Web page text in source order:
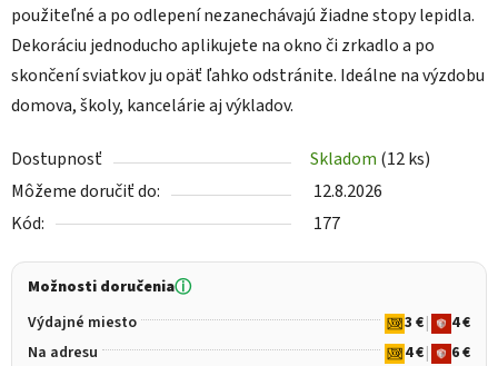
použiteľné a po odlepení nezanechávajú žiadne stopy lepidla.
Dekoráciu jednoducho aplikujete na okno či zrkadlo a po
skončení sviatkov ju opäť ľahko odstránite. Ideálne na výzdobu
domova, školy, kancelárie aj výkladov.
Dostupnosť Skladom (12 ks)
Môžeme doručiť do:
12.8.2026
Kód:
177
Možnosti doručeniaⓘ
Výdajné miesto 3 €|
4 €
Na adresu
4 €| 6 €